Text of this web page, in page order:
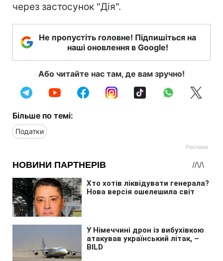
через застосунок "Дія".
Не пропустіть головне! Підпишіться на
наші оновлення в Google!
Або читайте нас там, де вам зручно!
Більше по темі:
Податки